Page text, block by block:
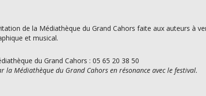
de la Médiathèque du Grand Cahors faite aux auteurs à
et musical.
du Grand Cahors : 05 65 20 38 50
Médiathèque du Grand Cahors en résonance avec le festival.